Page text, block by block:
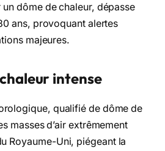
dôme de chaleur, dépasse
ans, provoquant alertes
majeures.
intense
qualifié de dôme de
masses d’air extrêmement
Royaume-Uni, piégeant la